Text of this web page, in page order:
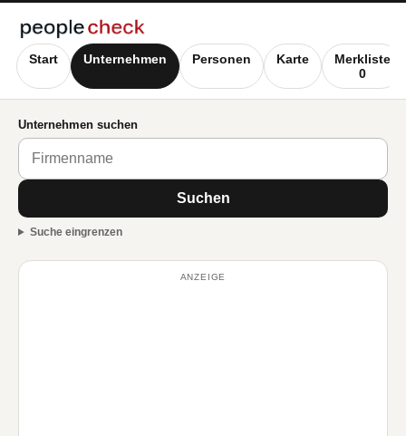
Start Unternehmen Personen Karte
Merkliste
0
Unternehmen suchen
Suchen
Suche eingrenzen
ANZEIGE